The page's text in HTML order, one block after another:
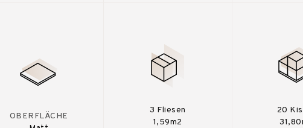
OBERFLÄCHE
3 Fliesen
1,59m2
20